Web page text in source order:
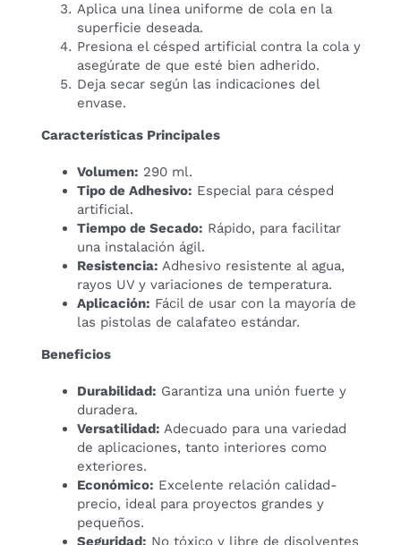
Aplica una línea uniforme de cola en la
superficie deseada.
Presiona el césped artificial contra la cola y
asegúrate de que esté bien adherido.
Deja secar según las indicaciones del
envase.
Características Principales
Volumen: 290 ml.
Tipo de Adhesivo: Especial para césped
artificial.
Tiempo de Secado: Rápido, para facilitar
una instalación ágil.
Resistencia: Adhesivo resistente al agua,
rayos UV y variaciones de temperatura.
Aplicación: Fácil de usar con la mayoría de
las pistolas de calafateo estándar.
Beneficios
Durabilidad: Garantiza una unión fuerte y
duradera.
Versatilidad: Adecuado para una variedad
de aplicaciones, tanto interiores como
exteriores.
Económico: Excelente relación calidad-
precio, ideal para proyectos grandes y
pequeños.
Seguridad: No tóxico y libre de disolventes